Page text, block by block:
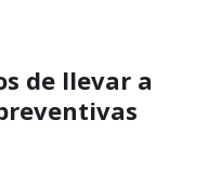
de llevar a